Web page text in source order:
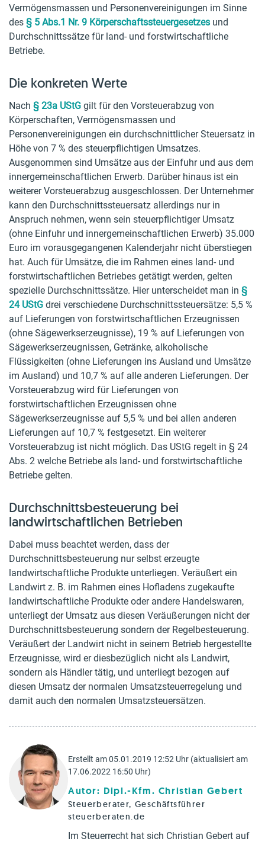
Vermögensmassen und Personenvereinigungen im Sinne
des § 5 Abs.1 Nr. 9 Körperschaftssteuergesetzes und
Durchschnittssätze für land- und forstwirtschaftliche
Betriebe.
Die konkreten Werte
Nach § 23a UStG gilt für den Vorsteuerabzug von
Körperschaften, Vermögensmassen und
Personenvereinigungen ein durchschnittlicher Steuersatz in
Höhe von 7 % des steuerpflichtigen Umsatzes.
Ausgenommen sind Umsätze aus der Einfuhr und aus dem
innergemeinschaftlichen Erwerb. Darüber hinaus ist ein
weiterer Vorsteuerabzug ausgeschlossen. Der Unternehmer
kann den Durchschnittssteuersatz allerdings nur in
Anspruch nehmen, wenn sein steuerpflichtiger Umsatz
(ohne Einfuhr und innergemeinschaftlichen Erwerb) 35.000
Euro im vorausgegangenen Kalenderjahr nicht überstiegen
hat. Auch für Umsätze, die im Rahmen eines land- und
forstwirtschaftlichen Betriebes getätigt werden, gelten
spezielle Durchschnittssätze. Hier unterscheidet man in §
24 UStG drei verschiedene Durchschnittssteuersätze: 5,5 %
auf Lieferungen von forstwirtschaftlichen Erzeugnissen
(ohne Sägewerkserzeugnisse), 19 % auf Lieferungen von
Sägewerkserzeugnissen, Getränke, alkoholische
Flüssigkeiten (ohne Lieferungen ins Ausland und Umsätze
im Ausland) und 10,7 % auf alle anderen Lieferungen. Der
Vorsteuerabzug wird für Lieferungen von
forstwirtschaftlichen Erzeugnissen ohne
Sägewerkserzeugnisse auf 5,5 % und bei allen anderen
Lieferungen auf 10,7 % festgesetzt. Ein weiterer
Vorsteuerabzug ist nicht möglich. Das UStG regelt in § 24
Abs. 2 welche Betriebe als land- und forstwirtschaftliche
Betriebe gelten.
Durchschnittsbesteuerung bei
landwirtschaftlichen Betrieben
Dabei muss beachtet werden, dass der
Durchschnittsbesteuerung nur selbst erzeugte
landwirtschaftliche Produkte unterliegen. Veräußert ein
Landwirt z. B. im Rahmen eines Hofladens zugekaufte
landwirtschaftliche Produkte oder andere Handelswaren,
unterliegt der Umsatz aus diesen Veräußerungen nicht der
Durchschnittsbesteuerung sondern der Regelbesteuerung.
Veräußert der Landwirt nicht in seinem Betrieb hergestellte
Erzeugnisse, wird er diesbezüglich nicht als Landwirt,
sondern als Händler tätig, und unterliegt bezogen auf
diesen Umsatz der normalen Umsatzsteuerregelung und
damit auch den normalen Umsatzsteuersätzen.
Erstellt am 05.01.2019 12:52 Uhr (aktualisiert am
17.06.2022 16:50 Uhr)
Autor: Dipl.-Kfm. Christian Gebert
Steuerberater, Geschäftsführer
steuerberaten.de
Im Steuerrecht hat sich Christian Gebert auf